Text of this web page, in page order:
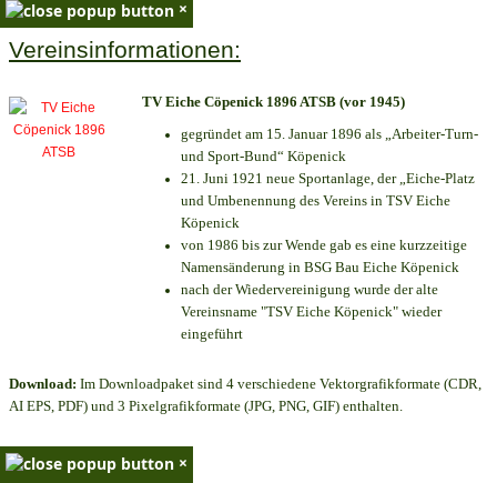
×
Vereinsinformationen:
TV Eiche Cöpenick 1896 ATSB (vor 1945)
gegründet am 15. Januar 1896 als „Arbeiter-Turn-
und Sport-Bund“ Köpenick
21. Juni 1921 neue Sportanlage, der „Eiche-Platz
und Umbenennung des Vereins in TSV Eiche
Köpenick
von 1986 bis zur Wende gab es eine kurzzeitige
Namensänderung in BSG Bau Eiche Köpenick
nach der Wiedervereinigung wurde der alte
Vereinsname "TSV Eiche Köpenick" wieder
eingeführt
Download: Im Downloadpaket sind 4 verschiedene Vektorgrafikformate (CDR,
AI EPS, PDF) und 3 Pixelgrafikformate (JPG, PNG, GIF) enthalten.
×